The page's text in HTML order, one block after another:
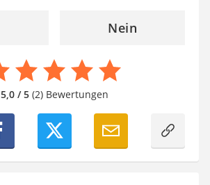
Nein
5,0 / 5(2) Bewertungen